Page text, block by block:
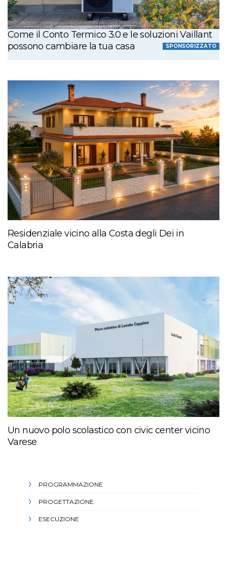
Come il Conto Termico 3.0 e le soluzioni Vaillant
possono cambiare la tua casa
SPONSORIZZATO
Residenziale vicino alla Costa degli Dei in
Calabria
Un nuovo polo scolastico con civic center vicino
Varese
PROGRAMMAZIONE
PROGETTAZIONE
ESECUZIONE